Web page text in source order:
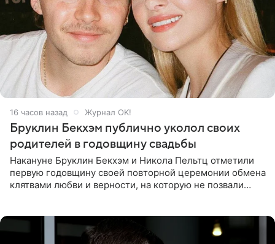
16 часов назад Журнал OK!
Бруклин Бекхэм публично уколол своих
родителей в годовщину свадьбы
Накануне Бруклин Бекхэм и Никола Пельтц отметили
первую годовщину своей повторной церемонии обмена
клятвами любви и верности, на которую не позвали